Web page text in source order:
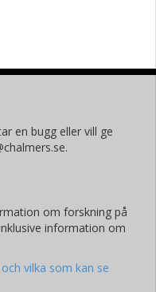
en bugg eller vill ge
om forskning på
information om
vilka som kan se